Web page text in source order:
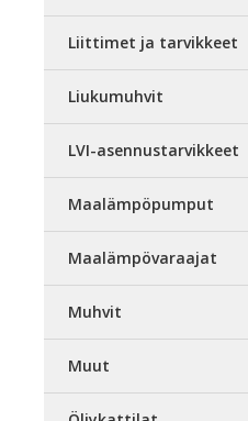
Liittimet ja tarvikkeet
Liukumuhvit
LVI-asennustarvikkeet
Maalämpöpumput
Maalämpövaraajat
Muhvit
Muut